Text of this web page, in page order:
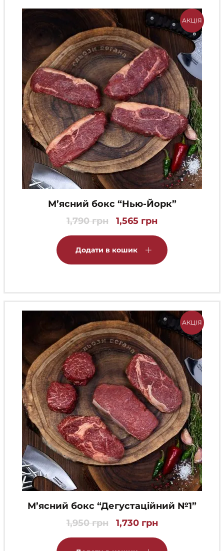
можна
вибрати
на
сторінці
товару
АКЦІЯ
М’ясний бокс “Нью-Йорк”
1,790грн
Оригінальна
1,565 грн
1,565 грн.
Додати в кошик
АКЦІЯ
М’ясний бокс “Дегустаційний №1”
1,950грн
Оригінальна
1,730 грнПоточна
1,730 грн.